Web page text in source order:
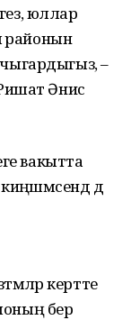
юллар
районын
–
Әнис
вакытта
дә
кертте
бер